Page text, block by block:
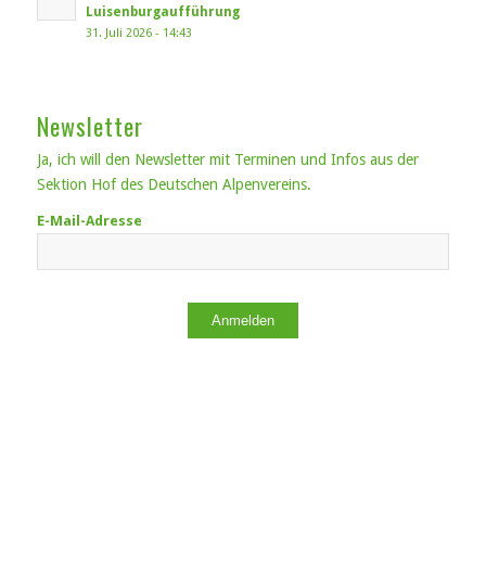
Luisenburgaufführung
31. Juli 2026 - 14:43
Newsletter
Ja, ich will den Newsletter mit Terminen und Infos aus der
Sektion Hof des Deutschen Alpenvereins.
E-Mail-Adresse
Anmelden